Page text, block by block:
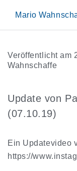
Mario
Veröffentlicht am
Wahnschaffe
Update von
(07.10.19)
Ein Updatevideo
https://